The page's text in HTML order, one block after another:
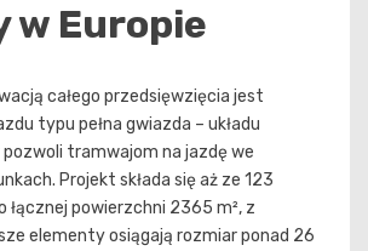
w Europie
całego przedsięwzięcia jest
typu pełna gwiazda – układu
tramwajom na jazdę we
Projekt składa się aż ze 123
łącznej powierzchni 2365 m², z
elementy osiągają rozmiar ponad 26